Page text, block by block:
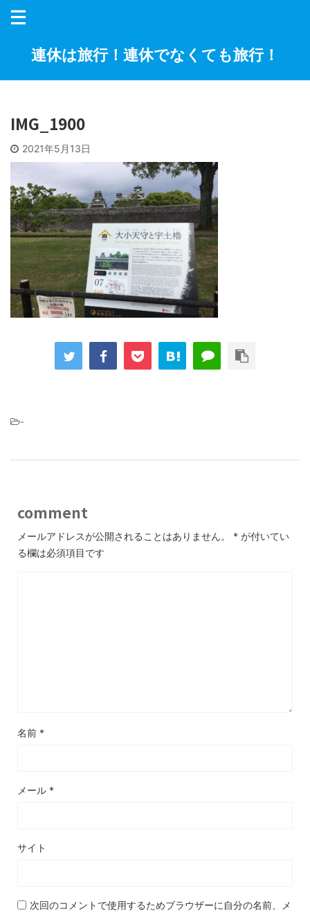
連休は旅行！連休でなくても旅行！
IMG_1900
2021年5月13日
-
comment
メールアドレスが公開されることはありません。 * が付いてい
る欄は必須項目です
名前 *
メール *
サイト
次回のコメントで使用するためブラウザーに自分の名前、メ